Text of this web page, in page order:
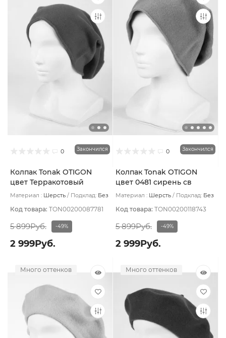
0 Закончился
Колпак Tonak OTIGON
цвет Терракотовый
Материал : Шерсть Подклад: Без
Код товара: TON00200087781
5 899Руб. -49%
2 999Руб.
0 Закончился
Колпак Tonak OTIGON
цвет 0481 сирень св
Материал : Шерсть Подклад: Без
Код товара: TON00200118743
5 899Руб. -49%
2 999Руб.
Много оттенков Много оттенков